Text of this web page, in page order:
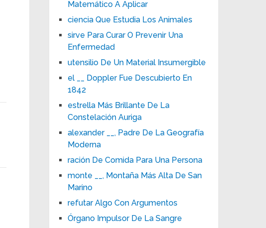
Matemático A Aplicar
ciencia Que Estudia Los Animales
sirve Para Curar O Prevenir Una
Enfermedad
utensilio De Un Material Insumergible
el __ Doppler Fue Descubierto En
1842
estrella Más Brillante De La
Constelación Auriga
alexander __, Padre De La Geografía
Moderna
ración De Comida Para Una Persona
monte __, Montaña Más Alta De San
Marino
refutar Algo Con Argumentos
Órgano Impulsor De La Sangre